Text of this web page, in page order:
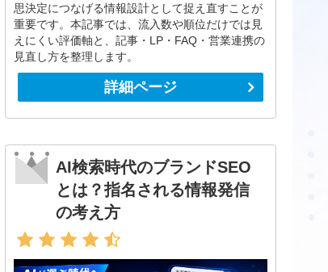
思決定につなげる情報設計として捉え直すことが
重要です。本記事では、流入数や順位だけでは見
えにくい評価軸と、記事・LP・FAQ・営業連携の
見直し方を整理します。
詳細ページ
AI検索時代のブランドSEO
とは？指名される情報発信
の考え方